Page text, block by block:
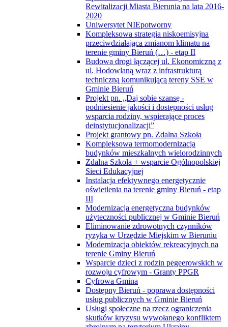
Rewitalizacji Miasta Bierunia na lata 2016-
2020
Uniwersytet NIEpotworny
Kompleksowa strategia niskoemisyjna
przeciwdziałająca zmianom klimatu na
terenie gminy Bieruń (…) - etap II
Budowa drogi łączącej ul. Ekonomiczną z
ul. Hodowlaną wraz z infrastrukturą
techniczną komunikującą tereny SSE w
Gminie Bieruń
Projekt pn. „Daj sobie szansę -
podniesienie jakości i dostępności usług
wsparcia rodziny, wspierające proces
deinstytucjonalizacji”
Projekt grantowy pn. Zdalna Szkoła
Kompleksowa termomodernizacja
budynków mieszkalnych wielorodzinnych
Zdalna Szkoła + wsparcie Ogólnopolskiej
Sieci Edukacyjnej
Instalacja efektywnego energetycznie
oświetlenia na terenie gminy Bieruń - etap
III
Modernizacja energetyczna budynków
użyteczności publicznej w Gminie Bieruń
Eliminowanie zdrowotnych czynników
ryzyka w Urzędzie Miejskim w Bieruniu
Modernizacja obiektów rekreacyjnych na
terenie Gminy Bieruń
Wsparcie dzieci z rodzin pegeerowskich w
rozwoju cyfrowym - Granty PPGR
Cyfrowa Gmina
Dostępny Bieruń - poprawa dostępności
usług publicznych w Gminie Bieruń
Usługi społeczne na rzecz ograniczenia
skutków kryzysu wywołanego konfliktem